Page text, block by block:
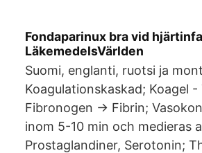
Fondaparinux bra vid
LäkemedelsVärlden
Suomi, englanti, ruotsi ja
Koagulationskaskad; Koagel
Fibronogen -> Fibrin;
inom 5-10 min och medieras
Prostaglandiner, Serotonin;